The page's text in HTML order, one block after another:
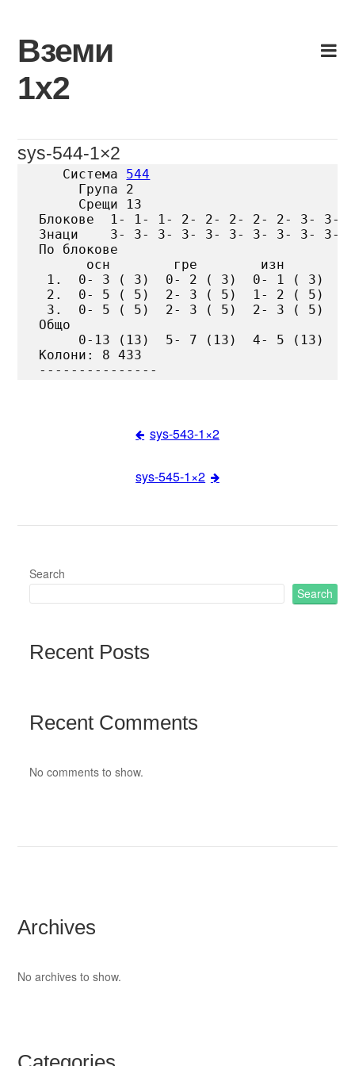
content
Вземи
1х2
sys-544-1×2
   Система
544
     Група 2
     Срещи 13
Блокове  1- 1- 1- 2- 2- 2- 2- 2- 3- 3-
Знаци    3- 3- 3- 3- 3- 3- 3- 3- 3- 3-
По блокове
      осн        гре        изн
1.  0- 3 ( 3)  0- 2 ( 3)  0- 1 ( 3)
2.  0- 5 ( 5)  2- 3 ( 5)  1- 2 ( 5)
3.  0- 5 ( 5)  2- 3 ( 5)  2- 3 ( 5)
Общо
     0-13 (13)  5- 7 (13)  4- 5 (13)
Колони: 8 433
sys-543-1×2
sys-545-1×2
Search
Search
Recent Posts
Recent Comments
No comments to show.
Archives
No archives to show.